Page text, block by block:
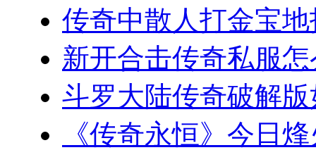
传奇中散人打金宝地
新开合击传奇私服
斗罗大陆传奇破解
《传奇永恒》今日